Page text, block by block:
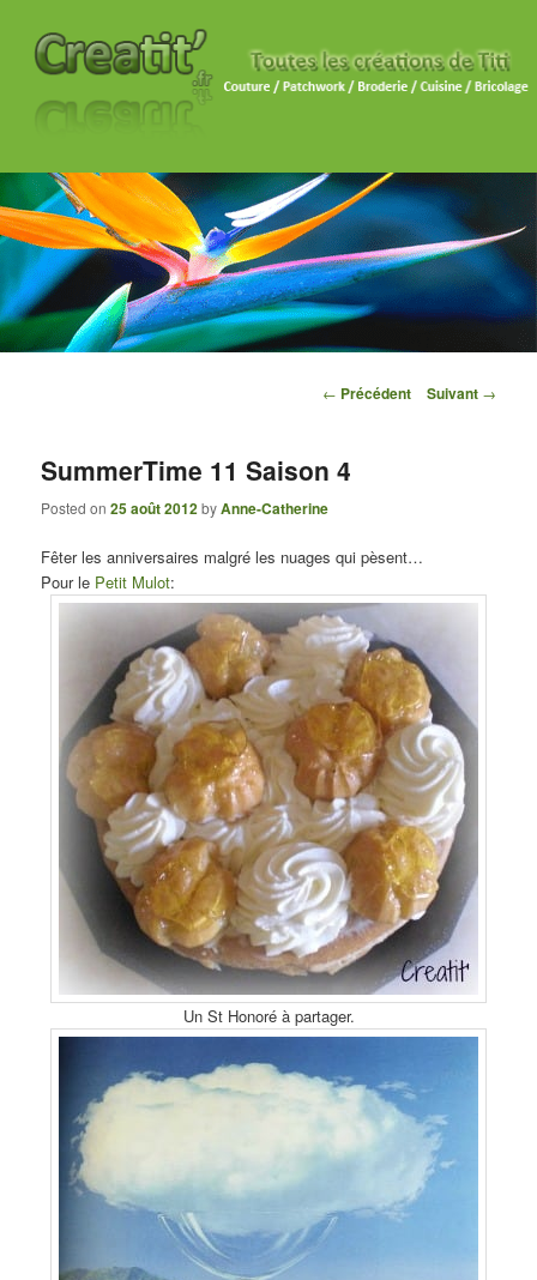
Navigation des articles
← Précédent Suivant →
SummerTime 11 Saison 4
Posted on25 août 2012byAnne-Catherine
Fêter les anniversaires malgré les nuages qui pèsent…
Pour le Petit Mulot:
Un St Honoré à partager.